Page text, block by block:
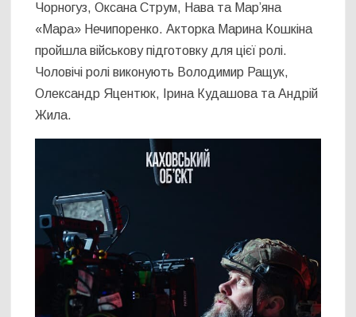
Чорногуз, Оксана Струм, Нава та Мар’яна
«Мара» Нечипоренко. Акторка Марина Кошкіна
пройшла військову підготовку для цієї ролі.
Чоловічі ролі виконують Володимир Ращук,
Олександр Яцентюк, Ірина Кудашова та Андрій
Жила.